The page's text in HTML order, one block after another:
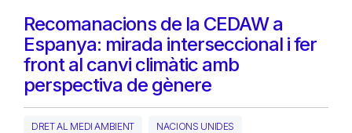
Recomanacions de la CEDAW a
Espanya: mirada interseccional i fer
front al canvi climàtic amb
perspectiva de gènere
DRET AL MEDI AMBIENT NACIONS UNIDES